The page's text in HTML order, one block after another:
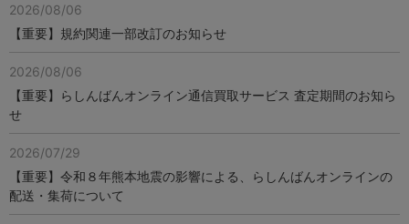
2026/08/06
【重要】規約関連一部改訂のお知らせ
2026/08/06
【重要】らしんばんオンライン通信買取サービス 査定期間のお知ら
せ
2026/07/29
【重要】令和８年熊本地震の影響による、らしんばんオンラインの
配送・集荷について